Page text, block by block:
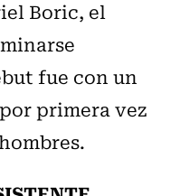
Boric, el
fue con un
primera vez